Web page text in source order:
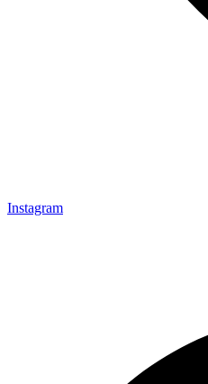
Instagram